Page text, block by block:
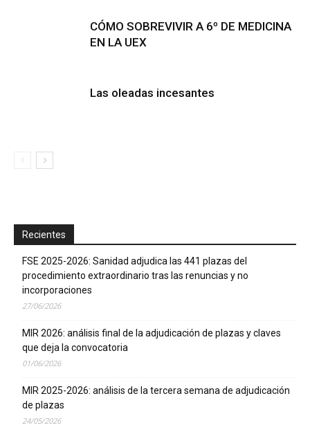
CÓMO SOBREVIVIR A 6º DE MEDICINA
EN LA UEX
Las oleadas incesantes
Recientes
FSE 2025-2026: Sanidad adjudica las 441 plazas del
procedimiento extraordinario tras las renuncias y no
incorporaciones
27/06/2026
MIR 2026: análisis final de la adjudicación de plazas y claves
que deja la convocatoria
01/06/2026
MIR 2025-2026: análisis de la tercera semana de adjudicación
de plazas
24/05/2026